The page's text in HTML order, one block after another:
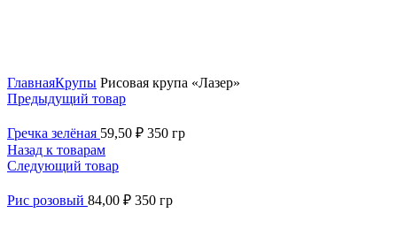
ГлавнаяКрупы Рисовая крупа «Лазер»
Предыдущий товар
Гречка зелёная 59,50 ₽ 350 гр
Назад к товарам
Следующий товар
Рис розовый 84,00 ₽ 350 гр